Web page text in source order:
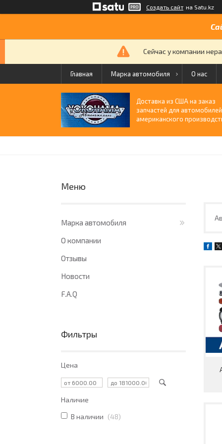
Создать сайт на Satu.kz
Сейчас у компании
Главная Марка автомобиля О нас
Доставка из США на заказ
запчастей для автомобилей
американского
Марка автомобиля
О компании
Отзывы
Новости
F.A.Q
Фильтры
Цена
Наличие
В наличии
48